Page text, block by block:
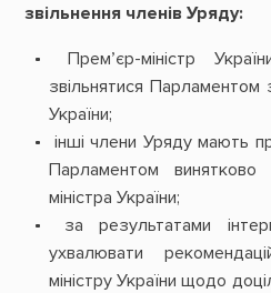
звільнення членів Уряду:
Прем’єр-міністр
звільнятися
України;
інші члени Уряду мають
Парламентом
міністра України;
за результатами
ухвалювати
міністру України щодо